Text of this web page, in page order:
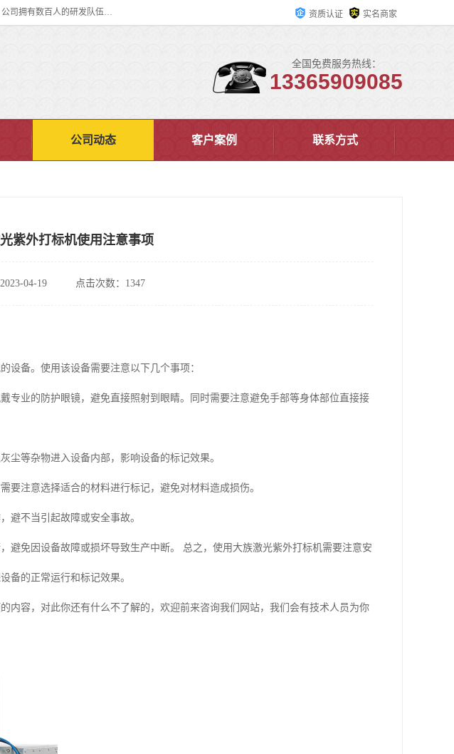
大族激光科技产业集团股份有限公司主营产品：大族激光光纤打标机、大族激光紫外打标机等，大族激光研发实力雄厚，公司拥有数百人的研发队伍，目前具有多项国际发明和国内、计算机软件着作权，多项核心技术处于国际成员之一水平，是世界上仅有的几家拥有"紫外激光"的公司之一。 资质认证 实名商家
全国免费服务热线：
13365909085
公司动态 客户案例 联系方式
紫外打标机使用注意事项
04-19 点击次数：1347
设备。使用该设备需要注意以下几个事项：
专业的防护眼镜，避免直接照射到眼睛。同时需要注意避免手部等身体部位直接接
尘等杂物进入设备内部，影响设备的标记效果。
要注意选择适合的材料进行标记，避免对材料造成损伤。
避不当引起故障或安全事故。
避免因设备故障或损坏导致生产中断。 总之，使用大族激光紫外打标机需要注意安
备的正常运行和标记效果。
内容，对此你还有什么不了解的，欢迎前来咨询我们网站，我们会有技术人员为你